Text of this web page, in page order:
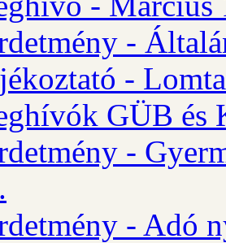
-
-
GÜB és
-
- Adó